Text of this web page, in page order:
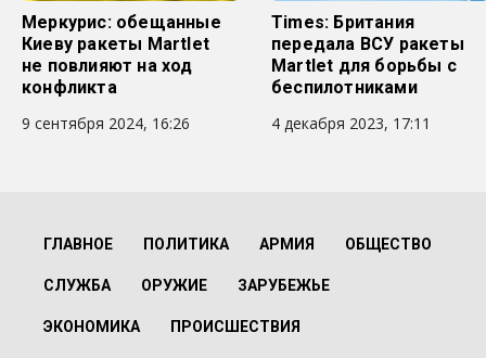
Меркурис: обещанные
Киеву ракеты Martlet
не повлияют на ход
конфликта
9 сентября 2024, 16:26
Times: Британия
передала ВСУ ракеты
Martlet для борьбы с
беспилотниками
4 декабря 2023, 17:11
ГЛАВНОЕ ПОЛИТИКА АРМИЯ ОБЩЕСТВО
СЛУЖБА ОРУЖИЕ ЗАРУБЕЖЬЕ
ЭКОНОМИКА ПРОИСШЕСТВИЯ